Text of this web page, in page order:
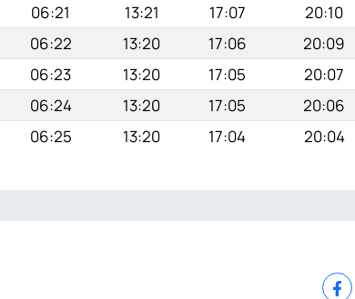
06:21 13:21 17:07 20:10
06:22 13:20 17:06 20:09
06:23 13:20 17:05 20:07
06:24 13:20 17:05 20:06
06:25 13:20 17:04 20:04